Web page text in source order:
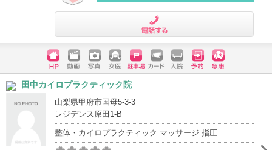
ホームペ
ージ
動画 写真 女医 駐車場
クレジッ
入院 予約 急患
田中カイロプラクティック院
山梨県甲府市国母5-3-3
レジデンス原田1-B
整体・カイロプラクティック マッサージ 指圧